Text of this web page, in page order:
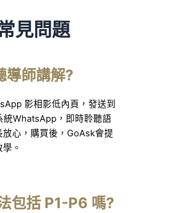
見問題
導師講解?
影相影低內頁，發送到
統WhatsApp，即時聆聽語
放心，購買後，GoAsk會提
。
包括 P1-P6 嗎?